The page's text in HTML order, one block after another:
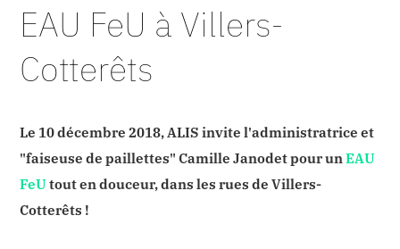
EAU FeU à Villers-
Cotterêts
Le 10 décembre 2018, ALIS invite l'administratrice et
"faiseuse de paillettes" Camille Janodet pour unEAU
FeU tout en douceur, dans les rues de Villers-
Cotterêts !